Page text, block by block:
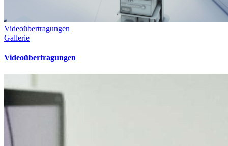
Videoübertragungen
Gallerie
Videoübertragungen